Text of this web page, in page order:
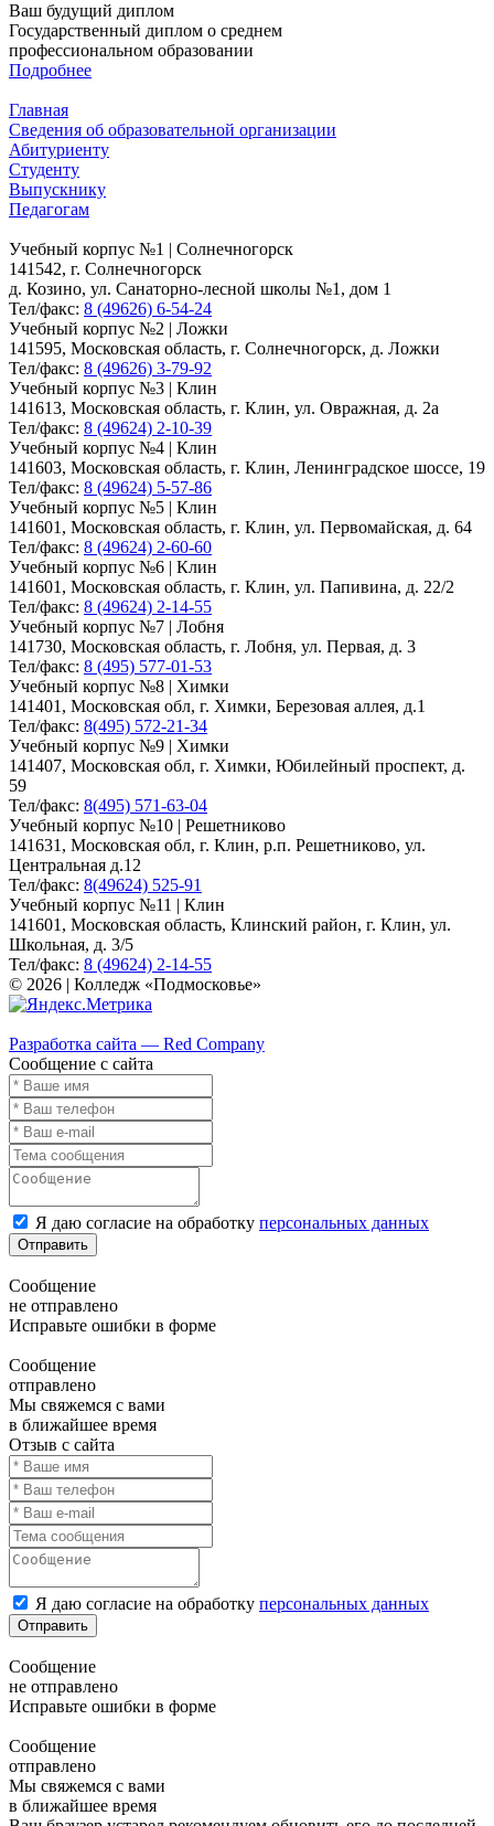
Ваш будущий диплом
Государственный диплом о среднем
профессиональном образовании
Подробнее
Главная
Сведения об образовательной организации
Абитуриенту
Студенту
Выпускнику
Педагогам
Учебный корпус №1 | Солнечногорск
141542, г. Солнечногорск
д. Козино, ул. Санаторно-лесной школы №1, дом 1
Тел/факс: 8 (49626) 6-54-24
Учебный корпус №2 | Ложки
141595, Московская область, г. Солнечногорск, д. Ложки
Тел/факс: 8 (49626) 3-79-92
Учебный корпус №3 | Клин
141613, Московская область, г. Клин, ул. Овражная, д. 2а
Тел/факс: 8 (49624) 2-10-39
Учебный корпус №4 | Клин
141603, Московская область, г. Клин, Ленинградское шоссе, 19
Тел/факс: 8 (49624) 5-57-86
Учебный корпус №5 | Клин
141601, Московская область, г. Клин, ул. Первомайская, д. 64
Тел/факс: 8 (49624) 2-60-60
Учебный корпус №6 | Клин
141601, Московская область, г. Клин, ул. Папивина, д. 22/2
Тел/факс: 8 (49624) 2-14-55
Учебный корпус №7 | Лобня
141730, Московская область, г. Лобня, ул. Первая, д. 3
Тел/факс: 8 (495) 577-01-53
Учебный корпус №8 | Химки
141401, Московская обл, г. Химки, Березовая аллея, д.1
Тел/факс: 8(495) 572-21-34
Учебный корпус №9 | Химки
141407, Московская обл, г. Химки, Юбилейный проспект, д.
59
Тел/факс: 8(495) 571-63-04
Учебный корпус №10 | Решетниково
141631, Московская обл, г. Клин, р.п. Решетниково, ул.
Центральная д.12
Тел/факс: 8(49624) 525-91
Учебный корпус №11 | Клин
141601, Московская область, Клинский район, г. Клин, ул.
Школьная, д. 3/5
Тел/факс: 8 (49624) 2-14-55
© 2026 | Колледж «Подмосковье»
Разработка сайта — Red Company
Сообщение с сайта
Я даю согласие на обработку персональных данных
Отправить
Сообщение
не отправлено
Исправьте ошибки в форме
Сообщение
отправлено
Мы свяжемся с вами
в ближайшее время
Отзыв с сайта
Я даю согласие на обработку персональных данных
Отправить
Сообщение
не отправлено
Исправьте ошибки в форме
Сообщение
отправлено
Мы свяжемся с вами
в ближайшее время